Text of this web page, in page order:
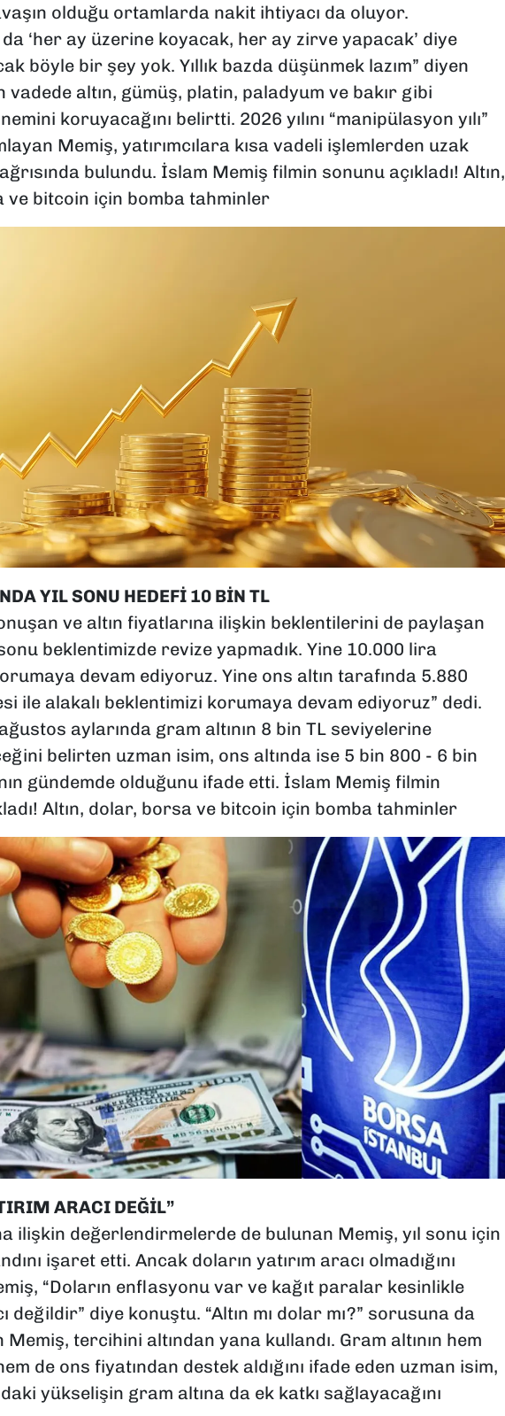
olduğu ortamlarda nakit ihtiyacı da oluyor.
da ‘her ay üzerine koyacak, her ay zirve yapacak’ diye
böyle bir şey yok. Yıllık bazda düşünmek lazım” diyen
vadede altın, gümüş, platin, paladyum ve bakır gibi
koruyacağını belirtti. 2026 yılını “manipülasyon yılı”
Memiş, yatırımcılara kısa vadeli işlemlerden uzak
bulundu. İslam Memiş filmin sonunu açıkladı! Altın,
ve bitcoin için bomba tahminler
YIL SONU HEDEFİ 10 BİN TL
ve altın fiyatlarına ilişkin beklentilerini de paylaşan
beklentimizde revize yapmadık. Yine 10.000 lira
devam ediyoruz. Yine ons altın tarafında 5.880
ile alakalı beklentimizi korumaya devam ediyoruz” dedi.
aylarında gram altının 8 bin TL seviyelerine
belirten uzman isim, ons altında ise 5 bin 800 - 6 bin
gündemde olduğunu ifade etti. İslam Memiş filmin
Altın, dolar, borsa ve bitcoin için bomba tahminler
ARACI DEĞİL”
ilişkin değerlendirmelerde de bulunan Memiş, yıl sonu için
işaret etti. Ancak doların yatırım aracı olmadığını
“Doların enflasyonu var ve kağıt paralar kesinlikle
değildir” diye konuştu. “Altın mı dolar mı?” sorusuna da
tercihini altından yana kullandı. Gram altının hem
de ons fiyatından destek aldığını ifade eden uzman isim,
yükselişin gram altına da ek katkı sağlayacağını